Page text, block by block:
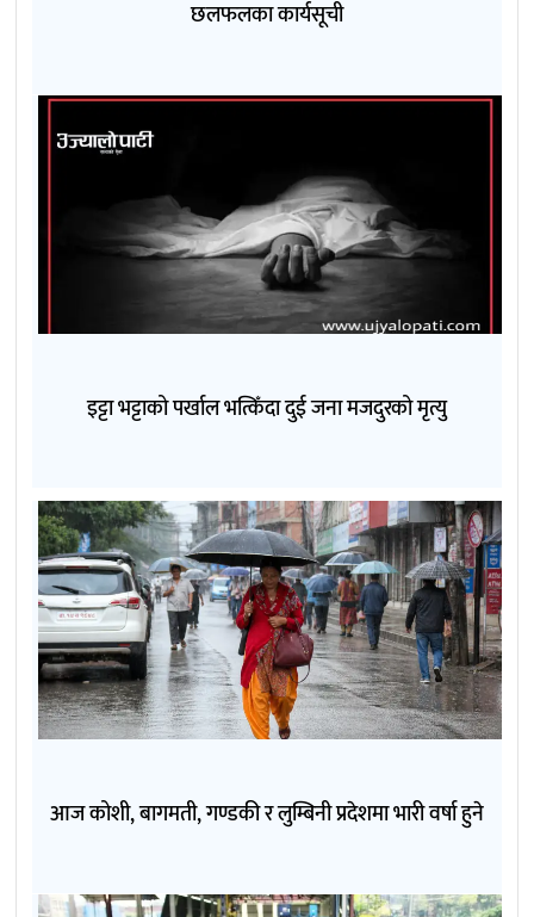
छलफलका कार्यसूची
इट्टा भट्टाको पर्खाल भत्किँदा दुई जना मजदुरको मृत्यु
आज कोशी, बागमती, गण्डकी र लुम्बिनी प्रदेशमा भारी वर्षा हुने